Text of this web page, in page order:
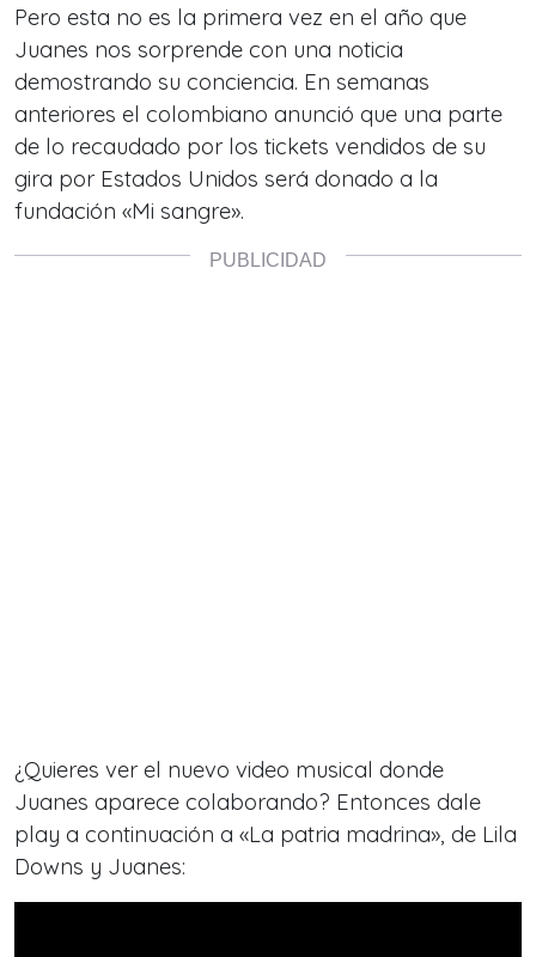
Pero esta no es la primera vez en el año que
Juanes nos sorprende con una noticia
demostrando su conciencia. En semanas
anteriores el colombiano anunció que una parte
de lo recaudado por los tickets vendidos de su
gira por Estados Unidos será donado a la
fundación «Mi sangre».
¿Quieres ver el nuevo video musical donde
Juanes aparece colaborando? Entonces dale
play a continuación a «La patria madrina», de Lila
Downs y Juanes: